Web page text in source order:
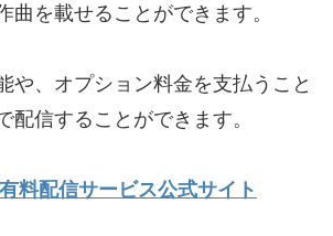
曲を載せることができます。
や、オプション料金を支払うこと
配信することができます。
料配信サービス公式サイト